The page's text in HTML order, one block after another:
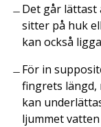
Det går lättast
sitter på huk
kan också
För in
fingrets längd,
kan
ljummet